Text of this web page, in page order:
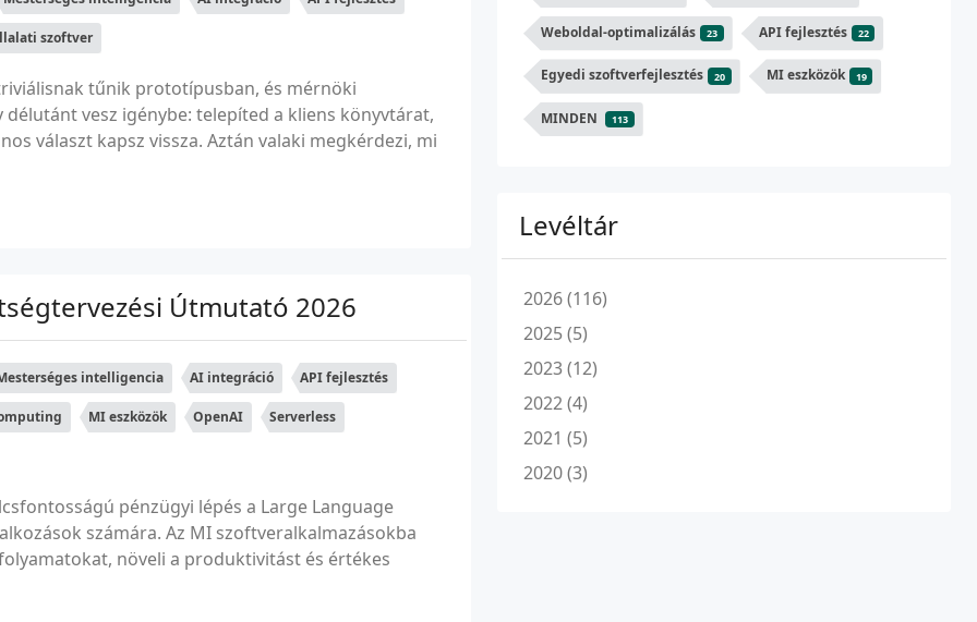
szoftver
tűnik prototípusban, és mérnöki
vesz igénybe: telepíted a kliens könyvtárat,
választ kapsz vissza. Aztán valaki megkérdezi, mi
Útmutató 2026
intelligencia AI integráció API fejlesztés
MI eszközök OpenAI Serverless
pénzügyi lépés a Large Language
számára. Az MI szoftveralkalmazásokba
növeli a produktivitást és értékes
Weboldal-optimalizálás 23 API fejlesztés 22
Egyedi szoftverfejlesztés 20 MI eszközök 19
MINDEN 113
Levéltár
2026 (116)
2025 (5)
2023 (12)
2022 (4)
2021 (5)
2020 (3)